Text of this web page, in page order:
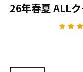
26年春夏 ALL